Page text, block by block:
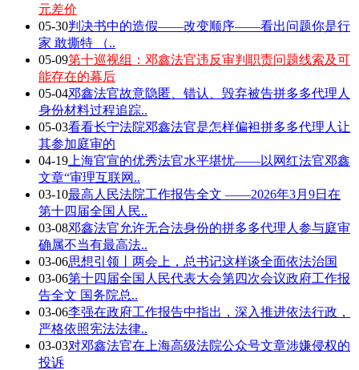
元差价
05-30判决书中的造假——改变顺序——看出问题你是行
家 敢撕特 （..
05-09第十巡视组：邓鑫法官违反审判职责问题线索及可
能存在的幕后
05-04邓鑫法官故意隐匿、错认、毁弃被告拼多多代理人
身份材料过程追踪..
05-03看看长宁法院邓鑫法官是怎样偏袒拼多多代理人让
其参加庭审的
04-19 上海官宣的优秀法官水平堪忧——以网红法官邓鑫
文章“审理互联网..
03-10最高人民法院工作报告全文 ——2026年3月9日在
第十四届全国人民..
03-08邓鑫法官允许无合法身份的拼多多代理人参与庭审
确属不当有最高法..
03-06思想引领丨两会上，总书记这样谈全面依法治国
03-06第十四届全国人民代表大会第四次会议政府工作报
告全文 国务院总..
03-06李强在政府工作报告中指出，深入推进依法行政，
严格依照宪法法律..
03-03对邓鑫法官在上海高级法院公众号文章涉嫌侵权的
投诉